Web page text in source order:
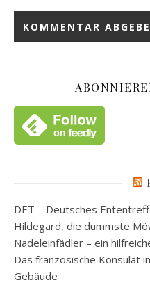
DET – Deutsches
Hildegard, die dümmste
Nadeleinfädler – ein
Das französische Konsulat
Gebäude